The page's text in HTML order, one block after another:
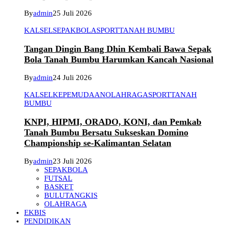
Byadmin25 Juli 2026
KALSELSEPAKBOLASPORTTANAH BUMBU
Tangan Dingin Bang Dhin Kembali Bawa Sepak
Bola Tanah Bumbu Harumkan Kancah Nasional
Byadmin24 Juli 2026
KALSELKEPEMUDAANOLAHRAGASPORTTANAH
BUMBU
KNPI, HIPMI, ORADO, KONI, dan Pemkab
Tanah Bumbu Bersatu Sukseskan Domino
Championship se-Kalimantan Selatan
Byadmin23 Juli 2026
SEPAKBOLA
FUTSAL
BASKET
BULUTANGKIS
OLAHRAGA
EKBIS
PENDIDIKAN